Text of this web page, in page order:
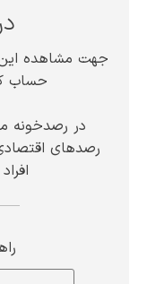
جهت مشاهده این
حساب
در رصدخونه
رصدهای